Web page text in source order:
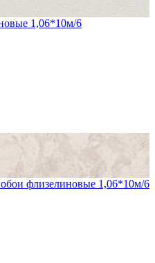
1,06*10м/6
флизелиновые 1,06*10м/6